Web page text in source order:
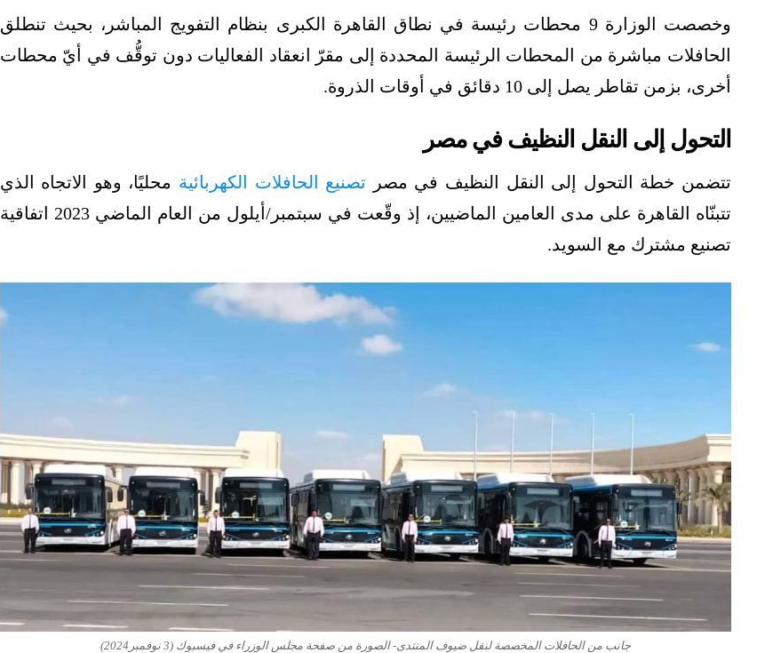
وخصصت الوزارة 9 محطات رئيسة في نطاق القاهرة الكبرى بنظام التفويج المباشر، بحيث تنطلق
الحافلات مباشرة من المحطات الرئيسة المحددة إلى مقرّ انعقاد الفعاليات دون توقُّف في أيّ محطات
أخرى، بزمن تقاطر يصل إلى 10 دقائق في أوقات الذروة.
التحول إلى النقل النظيف في مصر
تتضمن خطة التحول إلى النقل النظيف في مصر تصنيع الحافلات الكهربائية محليًا، وهو الاتجاه الذي
تتبنّاه القاهرة على مدى العامين الماضيين، إذ وقّعت في سبتمبر/أيلول من العام الماضي 2023 اتفاقية
تصنيع مشترك مع السويد.
جانب من الحافلات المخصصة لنقل ضيوف المنتدى- الصورة من صفحة مجلس الوزراء في فيسبوك (3 نوفمبر2024)